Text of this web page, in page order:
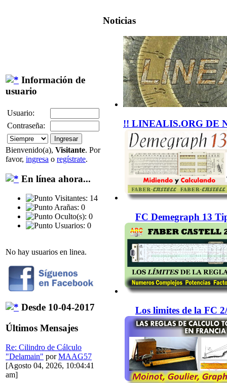
Información de
usuario
Usuario:
Contraseña:
Bienvenido(a), Visitante. Por
favor, ingresa o regístrate.
En línea ahora...
Visitantes: 14
Arañas: 0
Oculto(s): 0
Usuarios: 0
No hay usuarios en linea.
Desde 10-04-2017
Últimos Mensajes
Re: Cilindro de Cálculo
"Delamain" porMAAG57
[Agosto 04, 2026, 10:04:41
am]
Noticias
!! LINEALIS.ORG DE
FC Demegraph 13
Los limites de la FC